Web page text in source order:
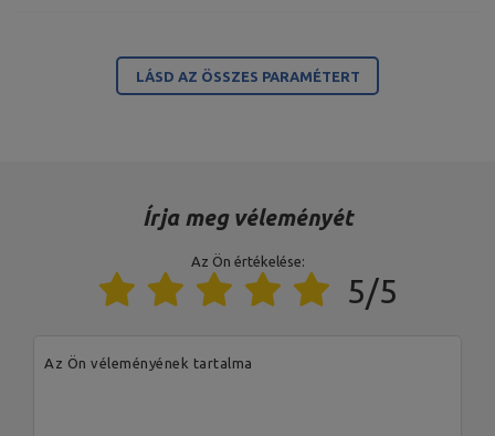
A termékért az EU-ban felelős szervezet
LÁSD AZ ÖSSZES PARAMÉTERT
Írja meg véleményét
Az Ön értékelése:
5/5
Az Ön véleményének tartalma